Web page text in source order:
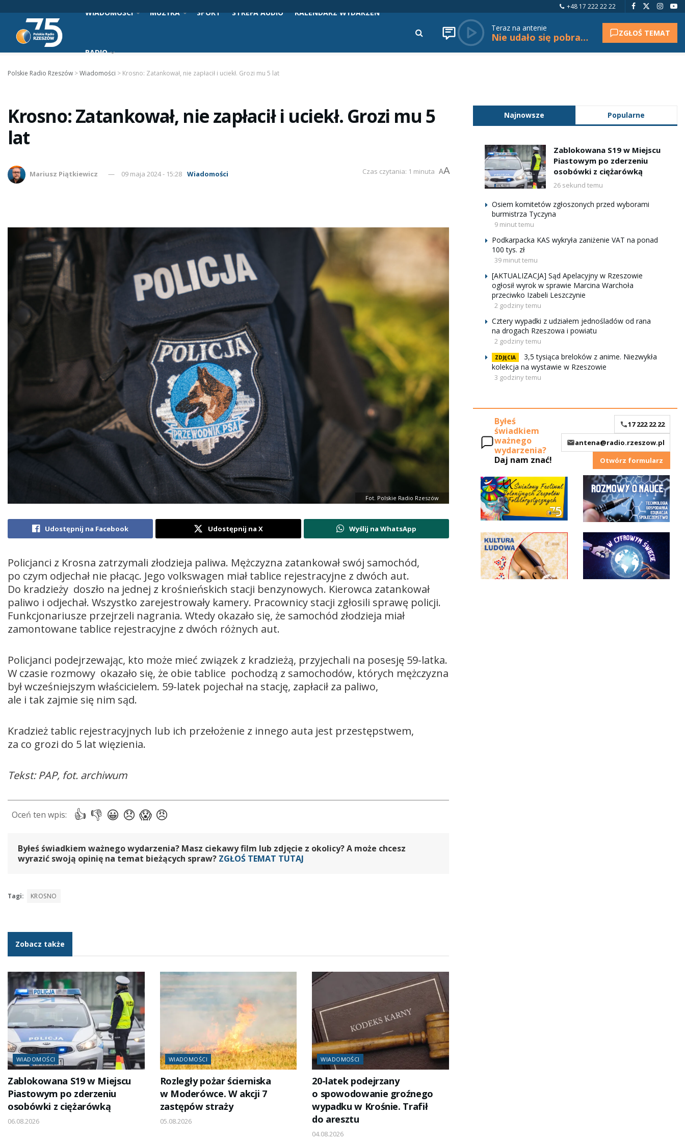
+48 17 222 22 22
WIADOMOŚCI MUZYKA SPORT STREFA AUDIO KALENDARZ WYDARZEŃ
RADIO
Teraz na antenie
Nie udało się pobrać tytułu. ZGŁOŚ TEMAT
Polskie Radio Rzeszów >Wiadomości > Krosno: Zatankował, nie zapłacił i uciekł. Grozi mu 5 lat
Krosno: Zatankował, nie zapłacił i uciekł. Grozi mu 5
lat
Mariusz Piątkiewicz 09 maja 2024 - 15:28 Wiadomości Czas czytania: 1 minuta AA
Fot. Polskie Radio Rzeszów
Udostępnij na Facebook Udostępnij na X Wyślij na WhatsApp
Policjanci z Krosna zatrzymali złodzieja paliwa. Mężczyzna zatankował swój samochód,
po czym odjechał nie płacąc. Jego volkswagen miał tablice rejestracyjne z dwóch aut.
Do kradzieży doszło na jednej z krośnieńskich stacji benzynowych. Kierowca zatankował
paliwo i odjechał. Wszystko zarejestrowały kamery. Pracownicy stacji zgłosili sprawę policji.
Funkcjonariusze przejrzeli nagrania. Wtedy okazało się, że samochód złodzieja miał
zamontowane tablice rejestracyjne z dwóch różnych aut.
Policjanci podejrzewając, kto może mieć związek z kradzieżą, przyjechali na posesję 59-latka.
W czasie rozmowy okazało się, że obie tablice pochodzą z samochodów, których mężczyzna
był wcześniejszym właścicielem. 59-latek pojechał na stację, zapłacił za paliwo,
ale i tak zajmie się nim sąd.
Kradzież tablic rejestracyjnych lub ich przełożenie z innego auta jest przestępstwem,
za co grozi do 5 lat więzienia.
Tekst: PAP, fot. archiwum
Byłeś świadkiem ważnego wydarzenia? Masz ciekawy film lub zdjęcie z okolicy? A może chcesz
wyrazić swoją opinię na temat bieżących spraw? ZGŁOŚ TEMAT TUTAJ
Tagi: KROSNO
Zobacz także
WIADOMOŚCI
Zablokowana S19 w Miejscu
Piastowym po zderzeniu
osobówki z ciężarówką
06.08.2026
WIADOMOŚCI
Rozległy pożar ścierniska
w Moderówce. W akcji 7
zastępów straży
05.08.2026
WIADOMOŚCI
20-latek podejrzany
o spowodowanie groźnego
wypadku w Krośnie. Trafił
do aresztu
04.08.2026
Najnowsze Popularne
Zablokowana S19 w Miejscu
Piastowym po zderzeniu
osobówki z ciężarówką
26 sekund temu
Osiem komitetów zgłoszonych przed wyborami
burmistrza Tyczyna
9 minut temu
Podkarpacka KAS wykryła zaniżenie VAT na ponad
100 tys. zł
39 minut temu
[AKTUALIZACJA] Sąd Apelacyjny w Rzeszowie
ogłosił wyrok w sprawie Marcina Warchoła
przeciwko Izabeli Leszczynie
2 godziny temu
Cztery wypadki z udziałem jednośladów od rana
na drogach Rzeszowa i powiatu
2 godziny temu
ZDJĘCIA
3,5 tysiąca breloków z anime. Niezwykła
kolekcja na wystawie w Rzeszowie
3 godziny temu
Byłeś
świadkiem
ważnego
wydarzenia?
Daj nam znać!
17 222 22 22
antena@radio.rzeszow.pl
Otwórz formularz